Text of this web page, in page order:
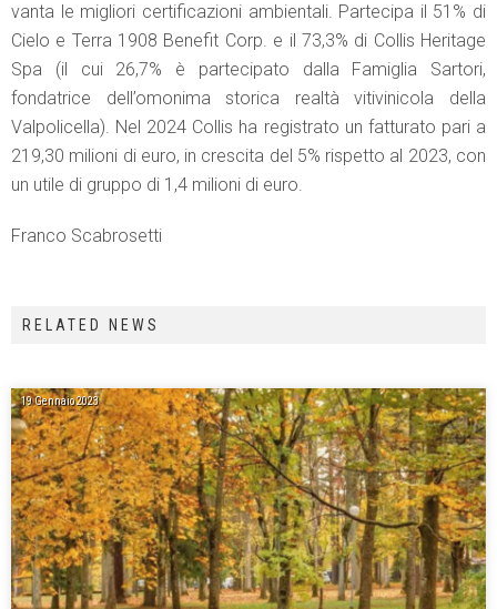
vanta le migliori certificazioni ambientali. Partecipa il 51% di
Cielo e Terra 1908 Benefit Corp. e il 73,3% di Collis Heritage
Spa (il cui 26,7% è partecipato dalla Famiglia Sartori,
fondatrice dell’omonima storica realtà vitivinicola della
Valpolicella). Nel 2024 Collis ha registrato un fatturato pari a
219,30 milioni di euro, in crescita del 5% rispetto al 2023, con
un utile di gruppo di 1,4 milioni di euro.
Franco Scabrosetti
RELATED NEWS
19 Gennaio 2023